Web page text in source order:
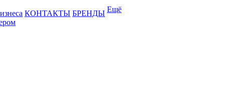
КОНТАКТЫ БРЕНДЫ Ещё